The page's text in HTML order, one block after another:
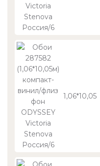
1,06*10,05